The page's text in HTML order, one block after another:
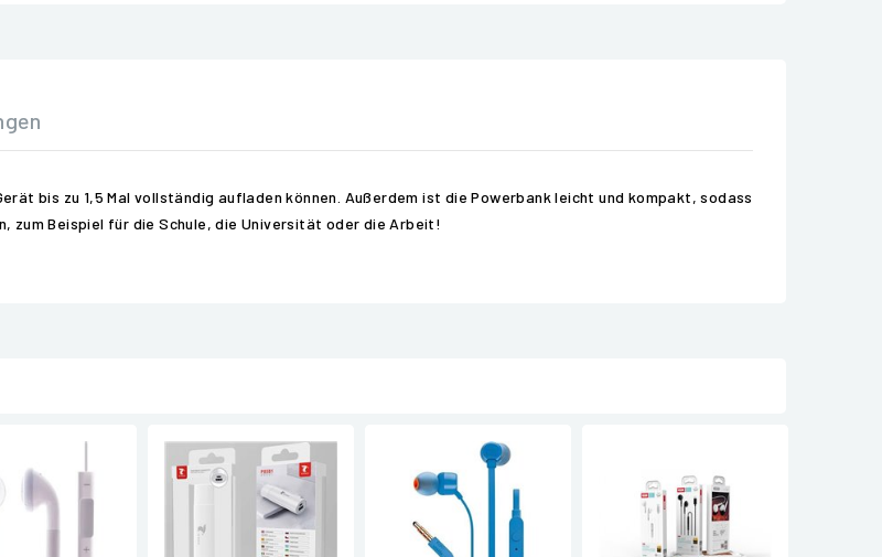
bis zu 1,5 Mal vollständig aufladen können. Außerdem ist die Powerbank leicht und kompakt, sodass
zum Beispiel für die Schule, die Universität oder die Arbeit!